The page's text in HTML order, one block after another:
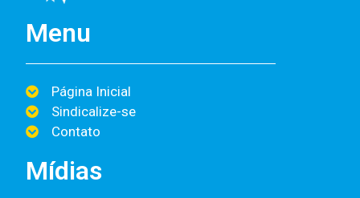
Menu
Página Inicial
Sindicalize-se
Contato
Mídias